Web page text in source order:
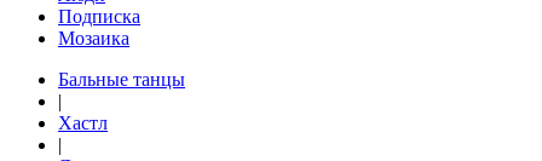
Подписка
Мозаика
Бальные танцы
|
Хастл
|